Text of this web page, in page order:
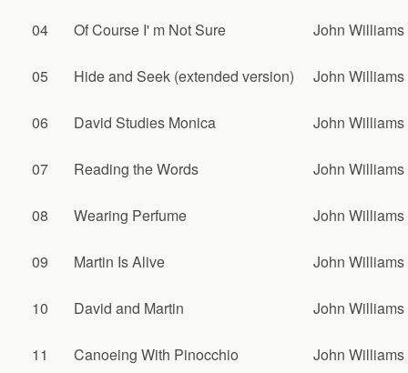
04 Of Course I' m Not Sure John Williams
05 Hide and Seek (extended version) John Williams
06 David Studies Monica John Williams
07 Reading the Words John Williams
08 Wearing Perfume John Williams
09 Martin Is Alive John Williams
10 David and Martin John Williams
11 Canoeing With Pinocchio John Williams